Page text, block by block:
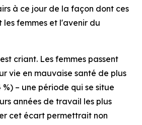
à ce jour de la façon dont ces
femmes et l'avenir du
criant. Les femmes passent
vie en mauvaise santé de plus
%) – une période qui se situe
années de travail les plus
cet écart permettrait non